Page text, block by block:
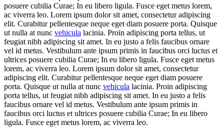
posuere cubilia Curae; In eu libero ligula. Fusce eget metus lorem,
ac viverra leo. Lorem ipsum dolor sit amet, consectetur adipiscing
elit. Curabitur pellentesque neque eget diam posuere porta. Quisque
ut nulla at nunc vehicula lacinia. Proin adipiscing porta tellus, ut
feugiat nibh adipiscing sit amet. In eu justo a felis faucibus ornare
vel id metus. Vestibulum ante ipsum primis in faucibus orci luctus et
ultrices posuere cubilia Curae; In eu libero ligula. Fusce eget metus
lorem, ac viverra leo. Lorem ipsum dolor sit amet, consectetur
adipiscing elit. Curabitur pellentesque neque eget diam posuere
porta. Quisque ut nulla at nunc vehicula lacinia. Proin adipiscing
porta tellus, ut feugiat nibh adipiscing sit amet. In eu justo a felis
faucibus ornare vel id metus. Vestibulum ante ipsum primis in
faucibus orci luctus et ultrices posuere cubilia Curae; In eu libero
ligula. Fusce eget metus lorem, ac viverra leo.